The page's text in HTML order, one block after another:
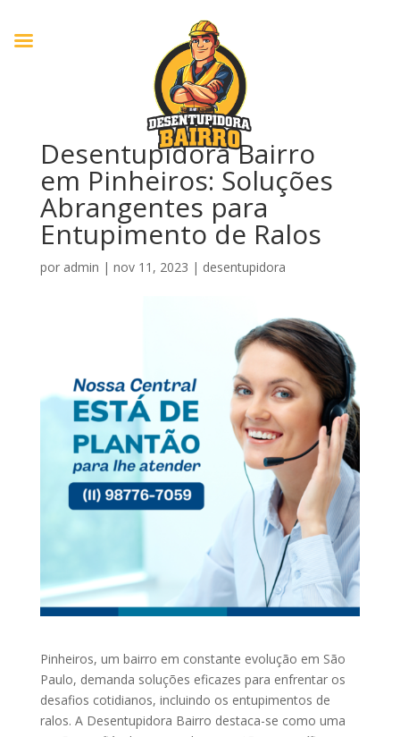
Desentupidora Bairro
em Pinheiros: Soluções
Abrangentes para
Entupimento de Ralos
por admin | nov 11, 2023 | desentupidora
Pinheiros, um bairro em constante evolução em São
Paulo, demanda soluções eficazes para enfrentar os
desafios cotidianos, incluindo os entupimentos de
ralos. A Desentupidora Bairro destaca-se como uma